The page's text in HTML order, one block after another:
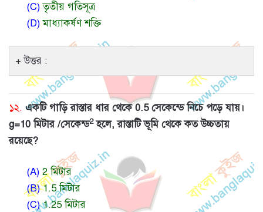
(C)তৃতীয় গতিসূত্র
(D)মাধ্যাকর্ষণ শক্তি
উত্তর :
১২. একটি গাড়ি রাস্তার ধার থেকে 0.5 সেকেন্ডে নিচে পড়ে যায়।
g=10 মিটার /সেকেন্ড2হলে, রাস্তাটি ভূমি থেকে কত উচ্চতায়
রয়েছে?
(A) 2 মিটার
(B)1.5 মিটার
(C)1.25 মিটার